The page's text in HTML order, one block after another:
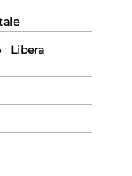
: Libera